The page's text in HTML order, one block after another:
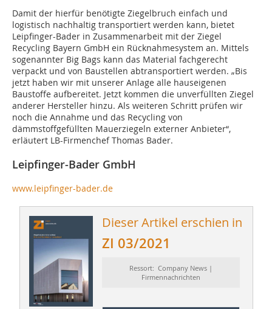
Damit der hierfür benötigte Ziegelbruch einfach und
logistisch nachhaltig transportiert werden kann, bietet
Leipfinger-Bader in Zusammenarbeit mit der Ziegel
Recycling Bayern GmbH ein Rücknahmesystem an. Mittels
sogenannter Big Bags kann das Material fachgerecht
verpackt und von Baustellen abtransportiert werden. „Bis
jetzt haben wir mit unserer Anlage alle hauseigenen
Baustoffe aufbereitet. Jetzt kommen die unverfüllten Ziegel
anderer Hersteller hinzu. Als weiteren Schritt prüfen wir
noch die Annahme und das Recycling von
dämmstoffgefüllten Mauerziegeln externer Anbieter“,
erläutert LB-Firmenchef Thomas Bader.
Leipfinger-Bader GmbH
www.leipfinger-bader.de
Dieser Artikel erschien in
ZI 03/2021
Ressort: Company News |
Firmennachrichten